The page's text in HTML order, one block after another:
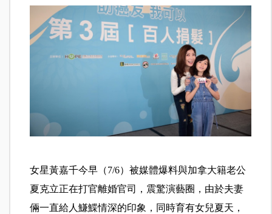
女星黃嘉千今早（7/6）被媒體爆料與加拿大籍老公
夏克立正在打官離婚官司，震驚演藝圈，由於夫妻
倆一直給人鰜鰈情深的印象，同時育有女兒夏天，